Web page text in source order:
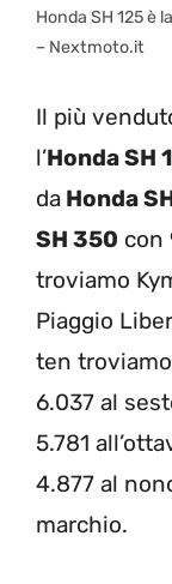
Honda SH 125 è
– Nextmoto.it
Il più
l’Honda SH
da Honda
SH 350 con
troviamo
Piaggio
ten
6.037 al
5.781
4.877 al
marchio.